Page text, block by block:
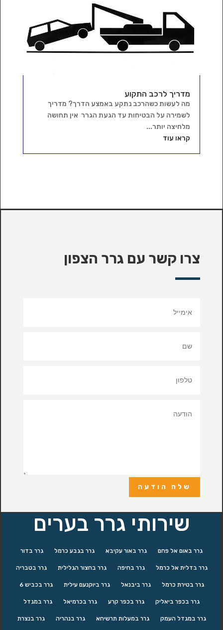
מדריך לרכב התקוע
מה לעשות כשהרכב נתקע באמצע הדרך? מדריך
לשמירה על הבטיחות עד הגעת הגרר אין תחושה
מלחיצה יותר...
קראו עוד
צרו קשר עם גרר הצפון
שלח הודעה
שירותי גרר בערים
גרר באום אל פחם גרר באור עקיבא גרר בגבע כרמל גרר בדור
גרר בדלית אל כרמל גרר בחיפה גרר בחצור הגלילית גרר בטבריה
גרר בטירת כרמל גרר ביבנאל גרר ביוקנעם עילית גרר בכביש 6
גרר בכפר ביאליק גרר בכפר קרע גרר בכרמיאל גרר במגדל
גרר במגדל העמק גרר במעלות תרשיחא גרר בנהריה גרר בנצרת